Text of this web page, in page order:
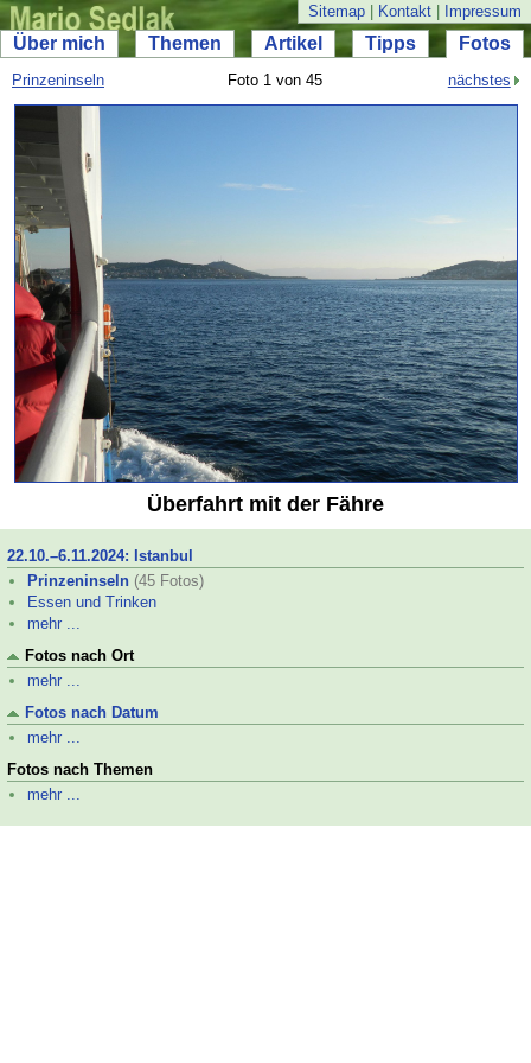
Sitemap Kontakt Impressum
Über mich Themen Artikel Tipps Fotos
Prinzeninseln Foto 1 von 45 nächstes
Überfahrt mit der Fähre
22.10.–6.11.2024: Istanbul
Prinzeninseln (45 Fotos)
Essen und Trinken
mehr ...
Fotos nach Ort
mehr ...
Fotos nach Datum
mehr ...
Fotos nach Themen
mehr ...